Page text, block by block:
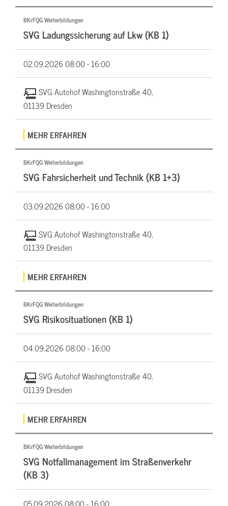
BKrFQG Weiterbildungen
SVG Ladungssicherung auf Lkw (KB 1)
02.09.202608:00 - 16:00
SVG Autohof Washingtonstraße 40,
01139 Dresden
MEHR ERFAHREN
BKrFQG Weiterbildungen
SVG Fahrsicherheit und Technik (KB 1+3)
03.09.202608:00 - 16:00
SVG Autohof Washingtonstraße 40,
01139 Dresden
MEHR ERFAHREN
BKrFQG Weiterbildungen
SVG Risikosituationen (KB 1)
04.09.202608:00 - 16:00
SVG Autohof Washingtonstraße 40,
01139 Dresden
MEHR ERFAHREN
BKrFQG Weiterbildungen
SVG Notfallmanagement im Straßenverkehr
(KB 3)